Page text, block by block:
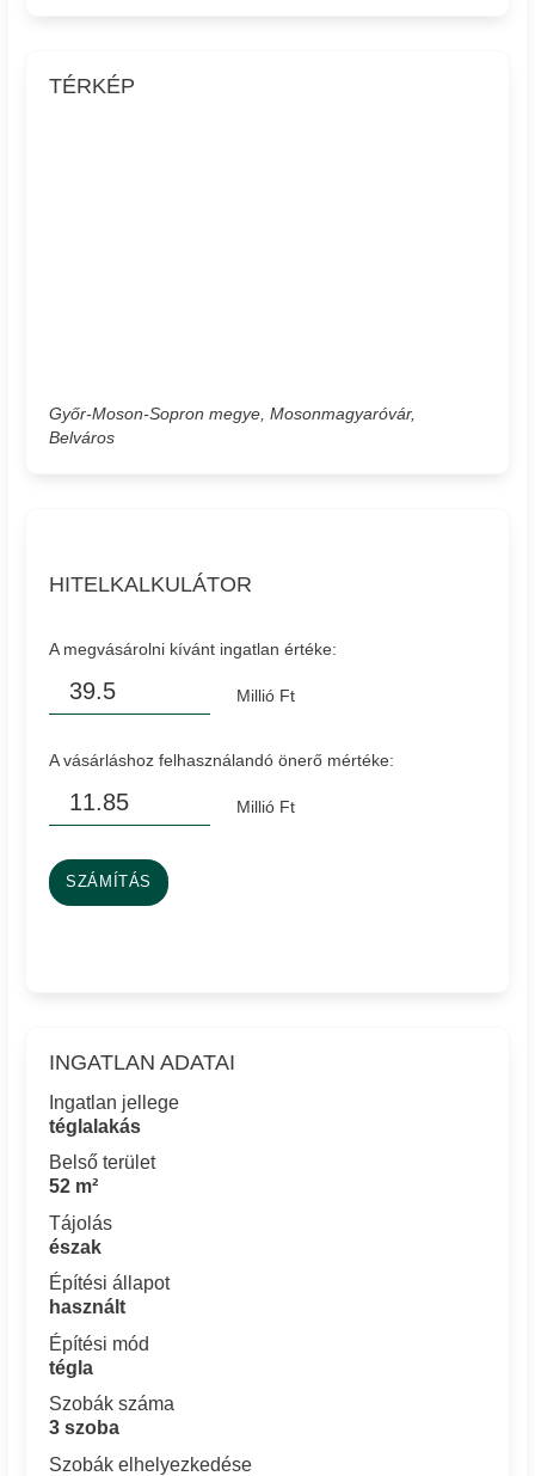
TÉRKÉP
Győr-Moson-Sopron megye, Mosonmagyaróvár,
Belváros
HITELKALKULÁTOR
A megvásárolni kívánt ingatlan értéke:
Millió Ft
A vásárláshoz felhasználandó önerő mértéke:
Millió Ft
SZÁMÍTÁS
INGATLAN ADATAI
Ingatlan jellege
téglalakás
Belső terület
52 m²
Tájolás
észak
Építési állapot
használt
Építési mód
tégla
Szobák száma
3 szoba
Szobák elhelyezkedése